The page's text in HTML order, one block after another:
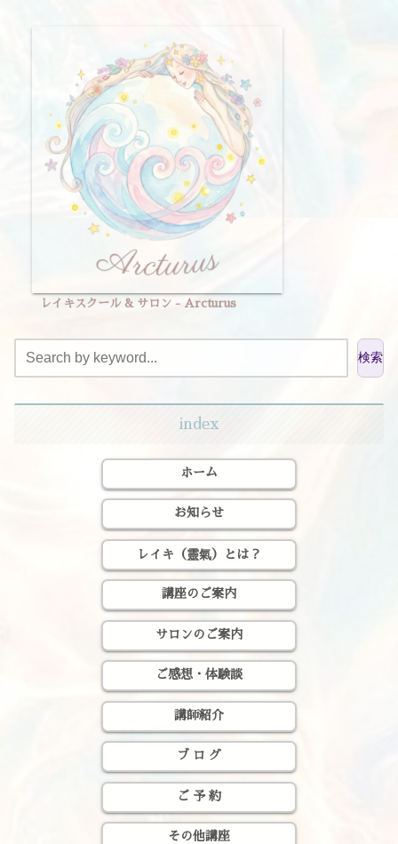
レイキスクール & サロン - Arcturus
検索
index
ホーム
お知らせ
レイキ（靈氣）とは？
講座のご案内
サロンのご案内
ご感想・体験談
講師紹介
ブ ロ グ
ご 予 約
その他講座